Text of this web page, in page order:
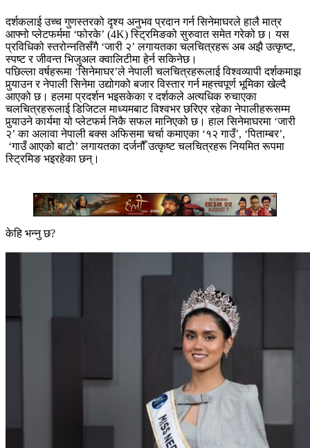
दर्शकलाई उच्च गुणस्तरको दृश्य अनुभव प्रदान गर्न सिनेमाघरले हालै मात्र
आफ्नो प्लेटफर्ममा ‘फोरके’ (4K) स्ट्रिमिङको सुरुवात समेत गरेको छ। यस
प्रविधिको स्तरोन्नतिसँगै ‘जारी २’ लगायतका चलचित्रहरू अब अझै उत्कृष्ट,
स्पष्ट र जीवन्त भिजुअल क्वालिटीमा हेर्न सकिनेछ।
पछिल्ला वर्षहरूमा ‘सिनेमाघर’ले नेपाली चलचित्रहरूलाई विश्वव्यापी दर्शकमाझ
पुर्‍याउन र नेपाली सिनेमा उद्योगको बजार विस्तार गर्न महत्त्वपूर्ण भूमिका खेल्दै
आएको छ। हलमा प्रदर्शन भइसकेका र दर्शकले अत्यधिक रुचाएका
चलचित्रहरूलाई डिजिटल माध्यमबाट विश्वभर छरिएर रहेका नेपालीहरूसम्म
पुर्‍याउने कार्यमा यो प्लेटफर्म निकै सफल मानिएको छ। हाल सिनेमाघरमा ‘जारी
२’ का अलावा नेपाली बक्स अफिसमा चर्चा कमाएका ‘१२ गाउँ’, ‘पिताम्बर’,
‘गाउँ आएको बाटो’ लगायतका दर्जनौँ उत्कृष्ट चलचित्रहरू नियमित रूपमा
स्ट्रिमिङ भइरहेका छन्।
केहि भन्नु छ?